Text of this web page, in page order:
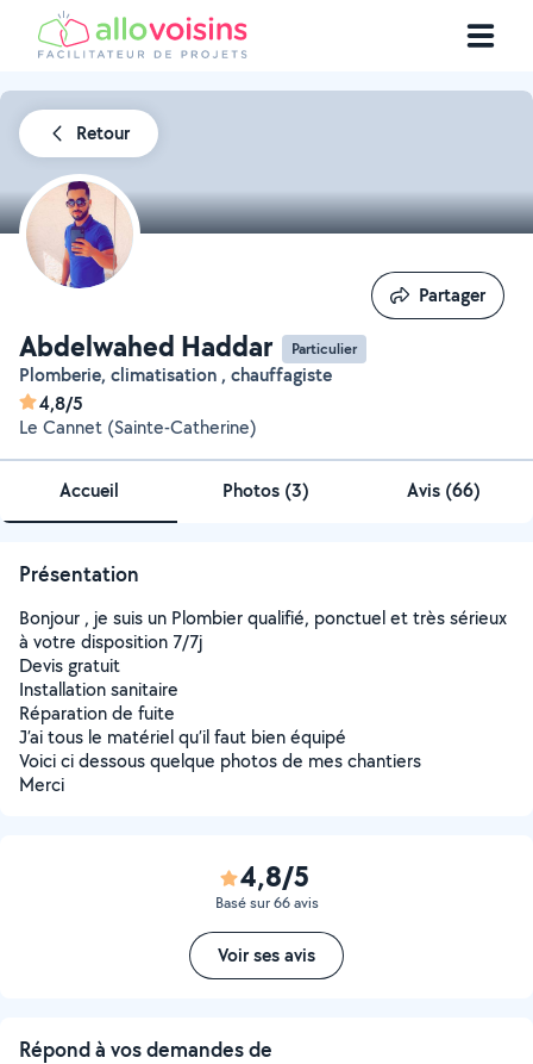
Retour
Abdelwahed Haddar Particulier
Plomberie, climatisation , chauffagiste
4,8/5
Le Cannet (Sainte-Catherine)
Partager
Partager
Accueil Photos (3) Avis (66)
Présentation
Bonjour , je suis un Plombier qualifié, ponctuel et très sérieux
à votre disposition 7/7j
Devis gratuit
Installation sanitaire
Réparation de fuite
J’ai tous le matériel qu’il faut bien équipé
Voici ci dessous quelque photos de mes chantiers
Merci
4,8/5
Basé sur 66 avis
Voir ses avis
Répond à vos demandes de